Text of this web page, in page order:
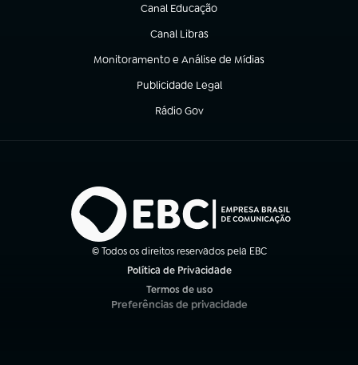
Canal Educação
(abre em nova aba)
Canal Libras
(abre em nova aba)
Monitoramento e Análise de Mídias
(abre em nova aba)
Publicidade Legal
(abre em nova aba)
Rádio Gov
(abre em nova aba)
© Todos os direitos reservados pela EBC
Política de Privacidade
Termos de uso
(abre em nova aba)
Preferências de privacidade